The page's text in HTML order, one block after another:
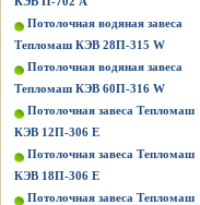
Потолочная водяная завеса
Тепломаш КЭВ 28П-315 W
Потолочная водяная завеса
Тепломаш КЭВ 60П-316 W
Потолочная завеса Тепломаш
КЭВ 12П-306 Е
Потолочная завеса Тепломаш
КЭВ 18П-306 Е
Потолочная завеса Тепломаш